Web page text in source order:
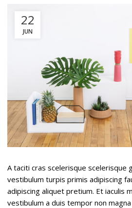
22
JUN
A taciti cras scelerisque scelerisque
vestibulum turpis primis adipiscing
adipiscing aliquet pretium. Et iaculis
vestibulum a duis tempor non